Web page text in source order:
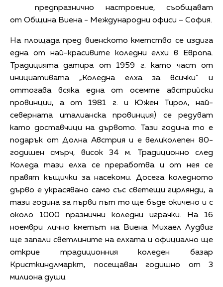
предпразнично настроение, съобщават
от Община Виена - Международни офиси – София.
На площада пред виенското кметство се издига
една от най-красивите коледни елхи в Европа.
Традицията датира от 1959 г. като част от
инициативата „Коледна елха за всички” и
оттогава всяка една от осемте австрийски
провинции, а от 1981 г. и Южен Тирол, най-
северната италианска провинция) се редуват
като доставчици на дървото. Тази година то е
подарък от Долна Австрия и е великолепен 80-
годишен смърч, висок 34 м. Традиционно след
Коледа тази елха се преработва и от нея се
правят къщички за насекоми. Досега коледното
дърво е украсявано само със светещи гирлянди, а
тази година за първи път то ще бъде окичено и с
около 1000 празнични коледни играчки. На 16
ноември лично кметът на Виена Михаел Лудвиг
ще запали светлините на елхата и официално ще
открие традиционния коледен базар
Кристкиндлмаркт, посещаван годишно от 3
милиона души.